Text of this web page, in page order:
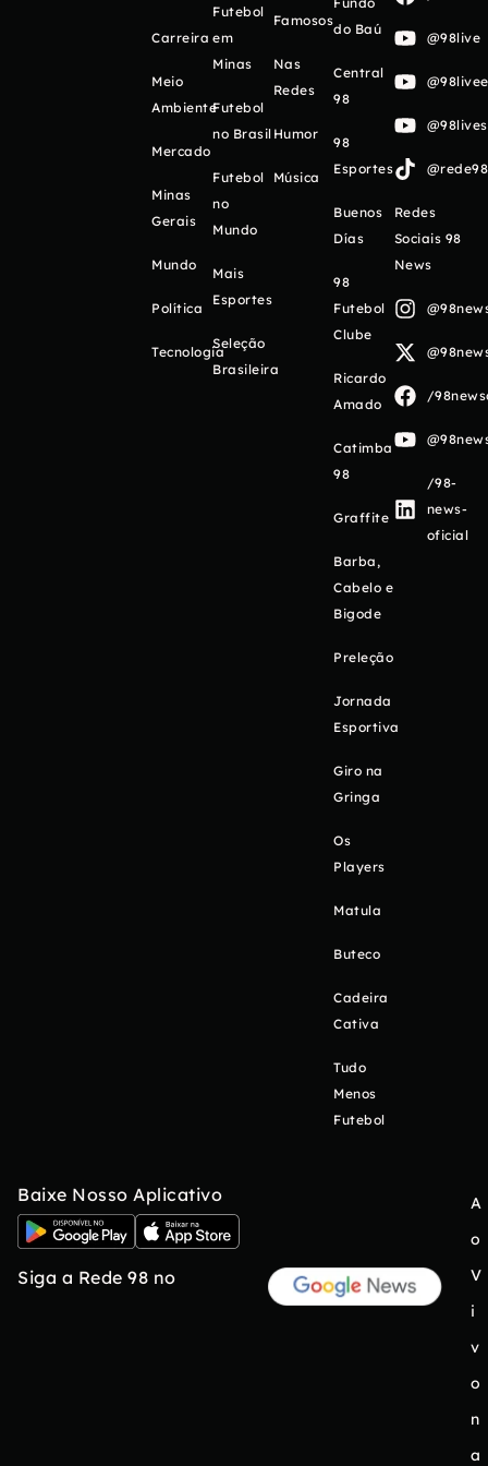
Carreira
Meio
Ambiente
Mercado
Minas
Gerais
Mundo
Política
Tecnologia
Futebol
em
Minas
Futebol
no Brasil
Futebol
no
Mundo
Mais
Esportes
Seleção
Brasileira
Famosos
Nas
Redes
Humor
Música
do Baú
Central
98
98
Esportes
Buenos
Días
98
Futebol
Clube
Ricardo
Amado
Catimba
98
Graffite
Barba,
Cabelo e
Bigode
Preleção
Jornada
Esportiva
Giro na
Gringa
Os
Players
Matula
Buteco
Cadeira
Cativa
Tudo
Menos
Futebol
@98live
Redes
Sociais 98
News
/
/98-
news-
oficial
Baixe Nosso Aplicativo
Siga a Rede 98 no
A
o
V
i
v
o
n
a